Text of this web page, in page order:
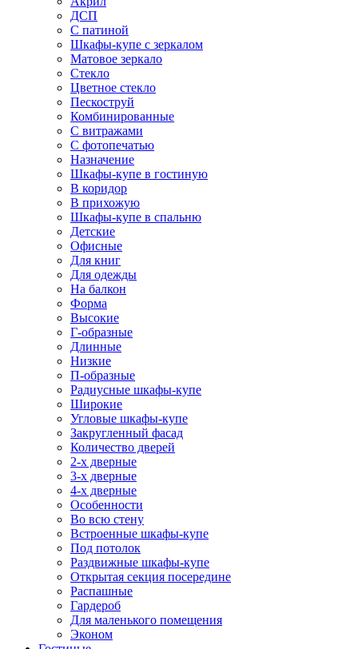
ДСП
С патиной
Шкафы-купе с зеркалом
Матовое зеркало
Стекло
Цветное стекло
Пескоструй
Комбинированные
С витражами
С фотопечатью
Назначение
Шкафы-купе в гостиную
В коридор
В прихожую
Шкафы-купе в спальню
Детские
Офисные
Для книг
Для одежды
На балкон
Форма
Высокие
Г-образные
Длинные
Низкие
П-образные
Радиусные шкафы-купе
Широкие
Угловые шкафы-купе
Закругленный фасад
Количество дверей
2-х дверные
3-х дверные
4-х дверные
Особенности
Во всю стену
Встроенные шкафы-купе
Под потолок
Раздвижные шкафы-купе
Открытая секция посередине
Распашные
Гардероб
Для маленького помещения
Эконом